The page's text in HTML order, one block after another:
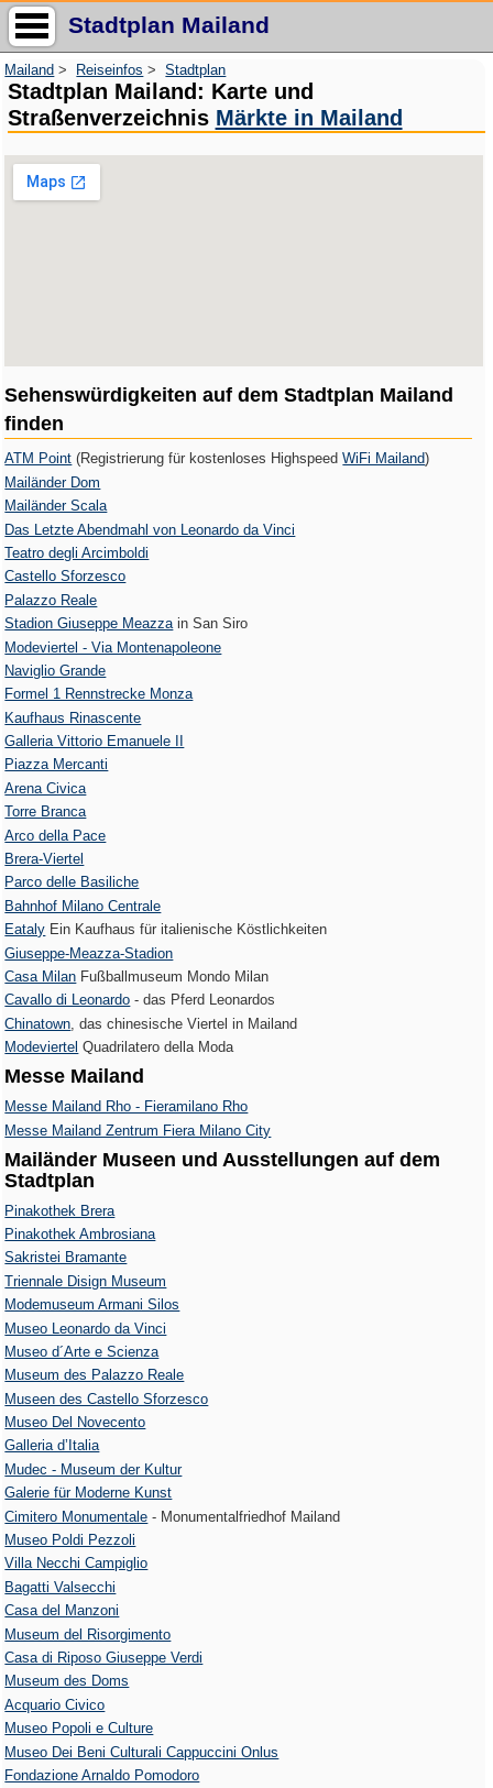
Stadtplan Mailand
Mailand > Reiseinfos >Stadtplan
Stadtplan Mailand: Karte und
Straßenverzeichnis Märkte in Mailand
Sehenswürdigkeiten auf dem Stadtplan Mailand
finden
ATM Point (Registrierung für kostenloses HighspeedWiFi Mailand)
Mailänder Dom
Mailänder Scala
Das Letzte Abendmahl von Leonardo da Vinci
Teatro degli Arcimboldi
Castello Sforzesco
Palazzo Reale
Stadion Giuseppe Meazzain San Siro
Modeviertel - Via Montenapoleone
Naviglio Grande
Formel 1 Rennstrecke Monza
Kaufhaus Rinascente
Galleria Vittorio Emanuele II
Piazza Mercanti
Arena Civica
Torre Branca
Arco della Pace
Brera-Viertel
Parco delle Basiliche
Bahnhof Milano Centrale
Eataly Ein Kaufhaus für italienische Köstlichkeiten
Giuseppe-Meazza-Stadion
Casa Milan Fußballmuseum Mondo Milan
Cavallo di Leonardo - das Pferd Leonardos
Chinatown , das chinesische Viertel in Mailand
Modeviertel Quadrilatero della Moda
Messe Mailand
Messe Mailand Rho - Fieramilano Rho
Messe Mailand Zentrum Fiera Milano City
Mailänder Museen und Ausstellungen auf dem
Stadtplan
Pinakothek Brera
Pinakothek Ambrosiana
Sakristei Bramante
Triennale Disign Museum
Modemuseum Armani Silos
Museo Leonardo da Vinci
Museo d´Arte e Scienza
Museum des Palazzo Reale
Museen des Castello Sforzesco
Museo Del Novecento
Galleria d’Italia
Mudec - Museum der Kultur
Galerie für Moderne Kunst
Cimitero Monumentale - Monumentalfriedhof Mailand
Museo Poldi Pezzoli
Villa Necchi Campiglio
Bagatti Valsecchi
Casa del Manzoni
Museum del Risorgimento
Casa di Riposo Giuseppe Verdi
Museum des Doms
Acquario Civico
Museo Popoli e Culture
Museo Dei Beni Culturali Cappuccini Onlus
Fondazione Arnaldo Pomodoro